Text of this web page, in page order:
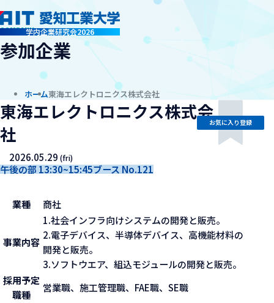
学内企業研究会2026
company
参加企業
ホーム東海エレクトロニクス株式会社
東海エレクトロニクス株式会
社
2026.05.29(fri)
午後の部 13:30~15:45ブース No.121
お気に入り登録
業種 商社
事業内容
1.社会インフラ向けシステムの開発と販売。
2.電子デバイス、半導体デバイス、高機能材料の
開発と販売。
3.ソフトウエア、組込モジュールの開発と販売。
採用予定
職種
営業職、施工管理職、FAE職、SE職